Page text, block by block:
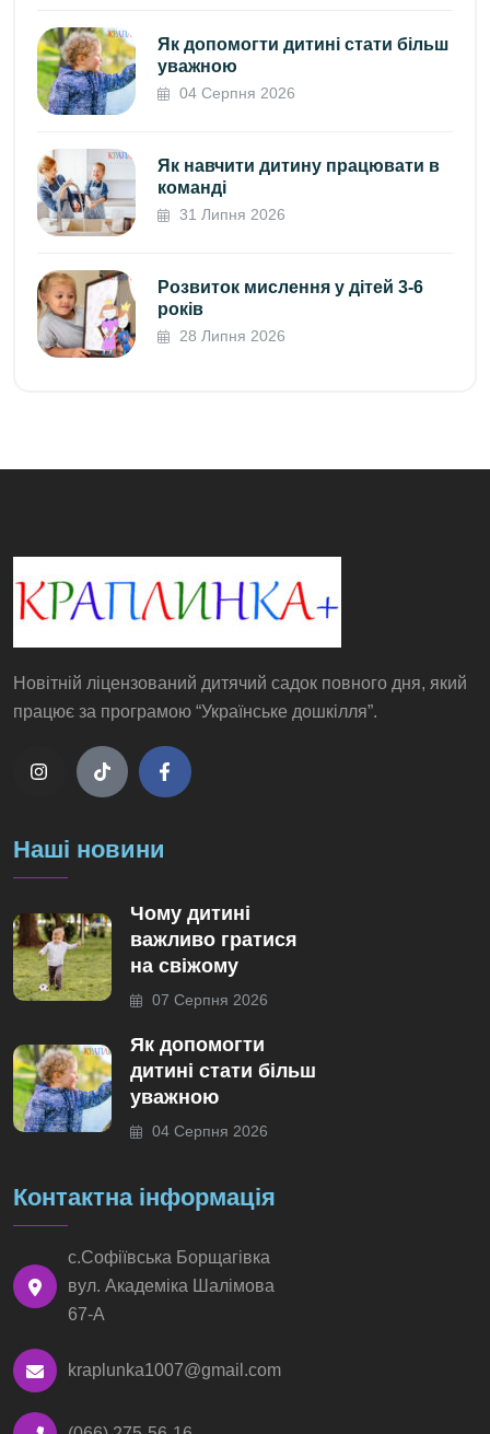
Як допомогти дитині стати більш
уважною
04 Серпня 2026
Як навчити дитину працювати в
команді
31 Липня 2026
Розвиток мислення у дітей 3-6
років
28 Липня 2026
Новітній ліцензований дитячий садок повного дня, який
працює за програмою “Українське дошкілля”.
Наші новини
Чому дитині
важливо гратися
на свіжому
07 Серпня 2026
Як допомогти
дитині стати більш
уважною
04 Серпня 2026
Контактна інформація
с.Софіївська Борщагівка
вул. Академіка Шалімова
67-А
kraplunka1007@gmail.com